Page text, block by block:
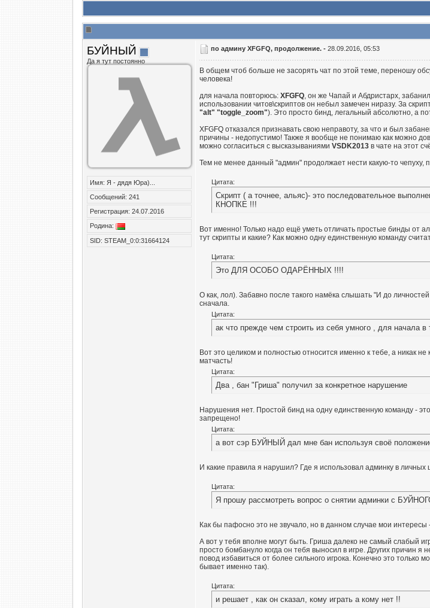
БУЙНЫЙ
Да я тут постоянно
Имя: Я - дядя Юра)...
Сообщений: 241
Регистрация: 24.07.2016
Родина:
SID: STEAM_0:0:31664124
по админу XFGFQ, продолжение. - 28.09.2016, 05:53
В общем чтоб больше не засорять чат по этой теме, переношу
человека!
для начала повторюсь: XFGFQ, он же Чапай и Абдристарх,
использовании читов\скриптов он небыл замечен ниразу. За
"alt" "toggle_zoom"). Это просто бинд, легальный абсолютно, а
XFGFQ отказался признавать свою неправоту, за что и был
причины - недопустимо! Также я вообще не понимаю как можно
можно согласиться с высказываниями VSDK2013 в чате на этот
Тем не менее данный "админ" продолжает нести какую-то чепуху,
Цитата:
Скрипт ( а точнее, альяс)- это последовательное
КНОПКЕ !!!
Вот именно! Только надо ещё уметь отличать простые бинды от
тут скрипты и какие? Как можно одну единственную команду
Цитата:
Это ДЛЯ ОСОБО ОДАРЁННЫХ !!!!
О как, лол). Забавно после такого намёка слышать "И до
сначала.
Цитата:
ак что прежде чем строить из себя умного , для начала в
Вот это целиком и полностью относится именно к тебе, а никак
матчасть!
Цитата:
Два , бан "Гриша" получил за конкретное нарушение
Нарушения нет. Простой бинд на одну единственную команду -
запрещено!
Цитата:
а вот сэр БУЙНЫЙ дал мне бан используя своё
И какие правила я нарушил? Где я использовал админку в
Цитата:
Я прошу рассмотреть вопрос о снятии админки с
Как бы пафосно это не звучало, но в данном случае мои
А вот у тебя вполне могут быть. Гриша далеко не самый слабый
просто бомбануло когда он тебя выносил в игре. Других причин
повод избавиться от более сильного игрока. Конечно это только
бывает именно так).
Цитата:
и решает , как он сказал, кому играть а кому нет !!